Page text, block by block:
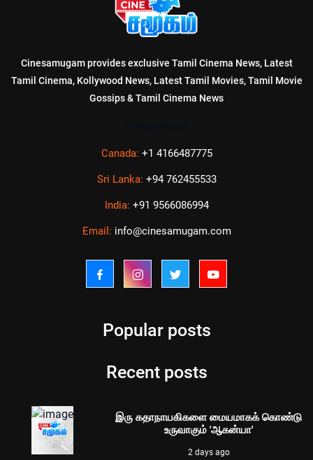
Cinesamugam provides exclusive Tamil Cinema News, Latest
Tamil Cinema, Kollywood News, Latest Tamil Movies, Tamil Movie
Gossips & Tamil Cinema News
Canada: +1 4166487775
Sri Lanka: +94 762455533
India: +91 9566086994
Email: info@cinesamugam.com
Popular posts
Recent posts
இரு கதாநாயகிகளை மையமாகக் கொண்டு
உருவாகும் 'ஆகன்யா'
2 days ago